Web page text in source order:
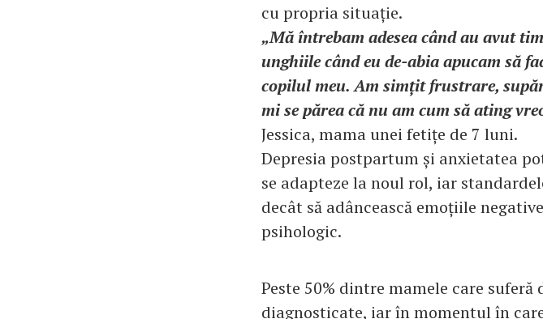
cu propria situație.
„Mă întrebam adesea când au avut
unghiile când eu de-abia apucam să
copilul meu. Am simțit frustrare,
mi se părea că nu am cum să ating
Jessica, mama unei fetițe de 7 luni.
Depresia postpartum și anxietatea
se adapteze la noul rol, iar
decât să adâncească emoțiile
psihologic.
Peste 50% dintre mamele care
diagnosticate, iar în momentul în